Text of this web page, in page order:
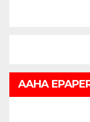
AAHA